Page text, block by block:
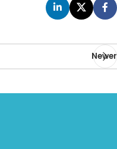
Newer